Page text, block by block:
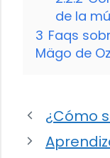
de la
3 Faqs
Mägo de Oz
¿Cómo